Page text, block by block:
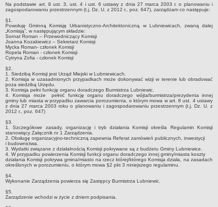
Aktualności
KOMUNIKATY
Drogi
Energia elektryczna
Rozkłady jazdy autobusów
Wodociągi - ocena jakości wody
KONKURSY
Ogłoszenia o konkursach
Dane adresowe
Burmistrz Lubniewic
Zastępca Burmistrza Lubniewic
Sekretarz Gminy
Skarbnik Gminy
Informacja turystyczna
Na podstawie art. 8 ust. 3, ust. 4 i ust. 6 ustawy z dnia 27 marca 2003 r. o planowaniu i
zagospodarowaniu przestrzennym (t.j. Dz. U. z 2012 r., poz. 647), zarządzam co następuje:
§1.
Powołuję Gminną Komisję Urbanistyczno-Architektoniczną w Lubniewicach, zwaną dalej
„Komisją”, w następującym składzie:
Sornat Roman – Przewodniczący Komisji
Joanna Kozakiewicz – Sekretarz Komisji
Mycka Roman- członek Komisji
Ropela Roman - członek Komisji
Cytryna Zofia - członek Komisji
§2.
1. Siedzibą Komisji jest Urząd Miejski w Lubniewicach.
2. Komisja w uzasadnionych przypadkach może dokonywać wizji w terenie lub obradować
poza siedzibą Urzędu.
3. Komisja pełni funkcję organu doradczego Burmistrza Lubniewic.
4. Komisja może pełnić funkcję organu doradczego wójta/burmistrza/prezydenta innej
gminy lub miasta w przypadku zawarcia porozumienia, o którym mowa w art. 8 ust. 4 ustawy
z dnia 27 marca 2003 roku o planowaniu i zagospodarowaniu przestrzennym (t.j. Dz. U. z
2012 r., poz. 647)
§3.
1. Szczegółowe zasady, organizację i tryb działania Komisji określa Regulamin Komisji
stanowiący Załącznik nr 1 Zarządzenia.
2. Obsługę organizacyjno-techniczną zapewnia Referat zamówień publicznych, inwestycji
i budownictwa.
3. Wydatki związane z działalnością Komisji pokrywane są z budżetu Gminy Lubniewice.
4. W przypadku powierzenia Komisji funkcji organu doradczego innej gminy/miasta koszty
działania Komisji pokrywa gmina/miasto na rzecz której/którego Komisja działa, na zasadach
określonych w porozumieniu, o którym mowa §2 pkt 3 niniejszego regulaminu.
§4.
Wykonanie Zarządzenia powierza się Zastępcy Burmistrza Lubniewic.
§5.
Zarządzenie wchodzi w życie z dniem podpisania.